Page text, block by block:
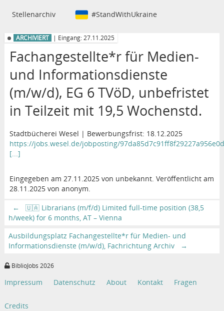
Stellenarchiv #StandWithUkraine
ARCHIVIERT | Eingang: 27.11.2025
Fachangestellte*r für Medien-
und Informationsdienste
(m/w/d), EG 6 TVöD, unbefristet
in Teilzeit mit 19,5 Wochenstd.
Stadtbücherei Wesel | Bewerbungsfrist: 18.12.2025
https://jobs.wesel.de/jobposting/
[...]
Eingegeben am 27.11.2025 von unbekannt. Veröffentlicht am
28.11.2025 von anonym.
←
🇺🇦 Librarians (m/f/d) Limited full-time position (38,5
h/week) for 6 months, AT – Vienna
Ausbildungsplatz Fachangestellte*r für Medien- und
Informationsdienste (m/w/d), Fachrichtung Archiv
→
BiblioJobs 2026
Impressum Datenschutz About Kontakt Fragen
Credits